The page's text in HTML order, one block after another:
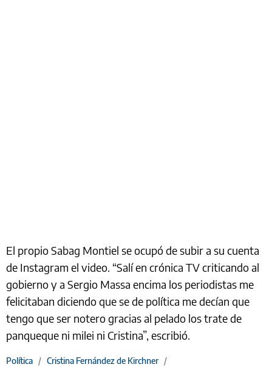
El propio Sabag Montiel se ocupó de subir a su cuenta
de Instagram el video. “Salí en crónica TV criticando al
gobierno y a Sergio Massa encima los periodistas me
felicitaban diciendo que se de política me decían que
tengo que ser notero gracias al pelado los trate de
panqueque ni milei ni Cristina”, escribió.
Política / Cristina Fernández de Kirchner /